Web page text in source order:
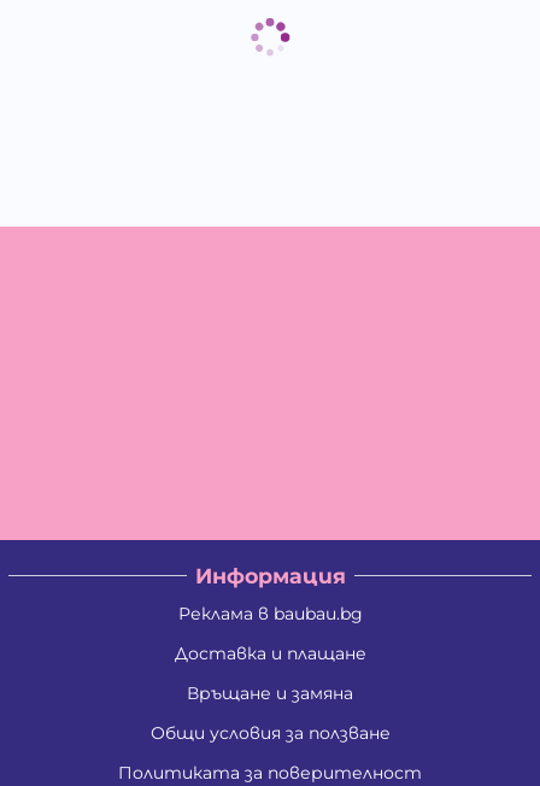
Информация
Реклама в baubau.bg
Доставка и плащане
Връщане и замяна
Общи условия за ползване
Политиката за поверителност